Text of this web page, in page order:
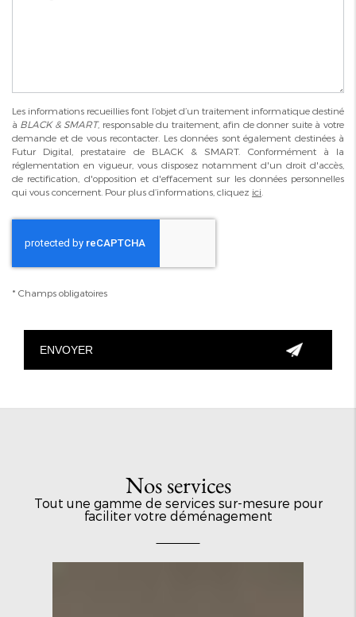
Les informations recueillies font l’objet d’un traitement informatique destiné
à BLACK & SMART, responsable du traitement, afin de donner suite à votre
demande et de vous recontacter. Les données sont également destinées à
Futur Digital, prestataire de BLACK & SMART. Conformément à la
réglementation en vigueur, vous disposez notamment d'un droit d'accès,
de rectification, d'opposition et d'effacement sur les données personnelles
qui vous concernent. Pour plus d’informations, cliquez ici
* Champs obligatoires
Nos services
Tout une gamme de services sur-mesure pour
faciliter votre déménagement